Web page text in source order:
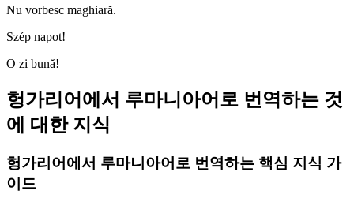
Nu vorbesc maghiară.
Szép napot!
O zi bună!
헝가리어에서 루마니아어로 번역하는 것
에 대한 지식
헝가리어에서 루마니아어로 번역하는 핵심 지식 가
이드